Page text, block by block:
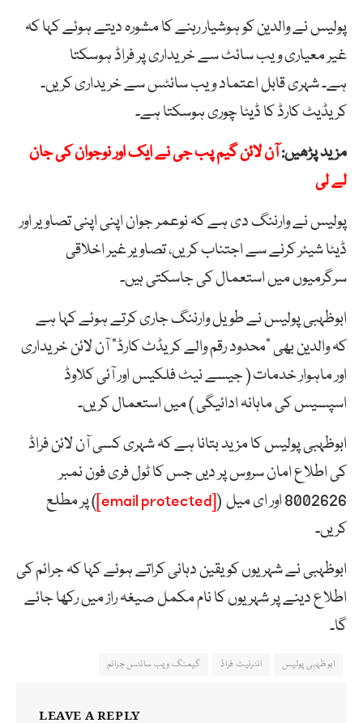
پولیس نے والدین کو ہوشیار رہنے کا مشورہ دیتے ہوئے کہا کہ
غیر معیاری ویب سائٹ سے خریداری پر فراڈ ہوسکتا
ہے۔ شہری قابل اعتماد ویب سائٹس سے خریداری کریں۔
کریڈیٹ کارڈ کا ڈیٹا چوری ہوسکتا ہے۔
مزید پڑھیں:آن لائن گیم پب جی نے ایک اور نوجوان کی جان
لے لی
پولیس نے وارننگ دی ہے کہ نوعمر جوان اپنی اپنی تصاویر اور
ڈیٹا شیئر کرنے سے اجتناب کریں، تصاویر غیر اخلاقی
سرگرمیوں میں استعمال کی جاسکتی ہیں۔
ابوظہبی پولیس نے طویل وارننگ جاری کرتے ہوئے کہا ہے
کہ والدین بھی “محدود رقم والے کریڈٹ کارڈ” آن لائن خریداری
اور ماہوار خدمات ( جیسے نیٹ فلکیس اور آئی کلاوڈ
اسپسیس کی ماہانہ ادائیگی ) میں استعمال کریں۔
ابوظہبی پولیس کا مزید بتانا ہے کہ شہری کسی آن لائن فراڈ
کی اطلاع امان سروس پر دیں جس کا ٹول فری فون نمبر
8002626 اور ای میل (
[email protected]
) پر مطلع
کریں۔
ابوظہبی نے شہریوں کو یقین دہانی کراتے ہوئے کہا کہ جرائم کی
اطلاع دینے پر شہریوں کا نام مکمل صیغہ راز میں رکھا جائے
گا۔
ابوظہبی پولیس انٹرنیٹ فراڈ گیمنگ ویب سائٹس جرائم
LEAVE A REPLY